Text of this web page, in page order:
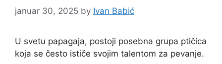
januar 30, 2025 by Ivan Babić
U svetu papagaja, postoji posebna grupa ptičica
koja se često ističe svojim talentom za pevanje.